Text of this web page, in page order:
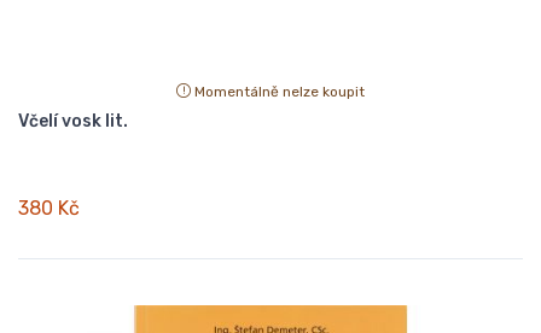
Momentálně nelze koupit
Včelí vosk lit.
380 Kč